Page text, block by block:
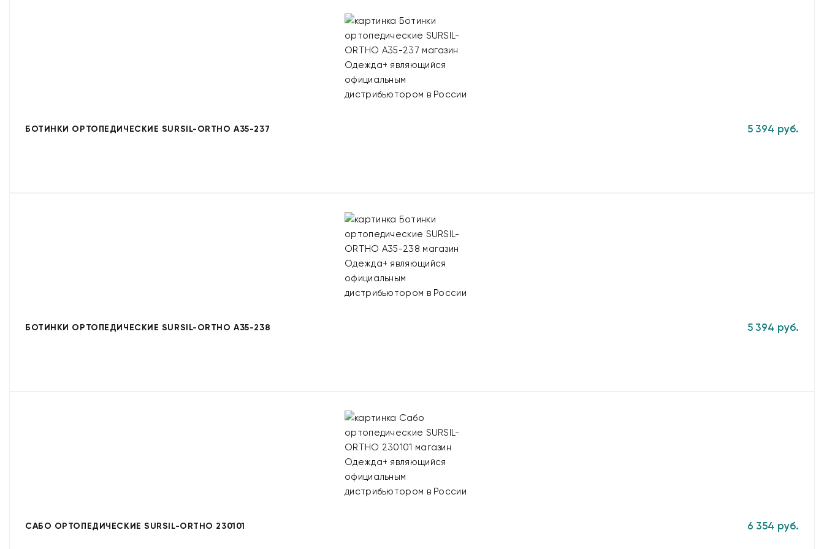
БОТИНКИ ОРТОПЕДИЧЕСКИЕ SURSIL-ORTHO A35-237 5 394 руб.
БОТИНКИ ОРТОПЕДИЧЕСКИЕ SURSIL-ORTHO A35-238 5 394 руб.
САБО ОРТОПЕДИЧЕСКИЕ SURSIL-ORTHO 230101 6 354 руб.